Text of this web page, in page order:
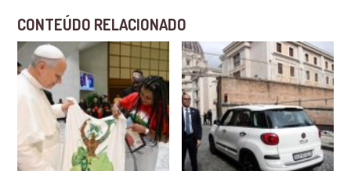
CONTEÚDO RELACIONADO